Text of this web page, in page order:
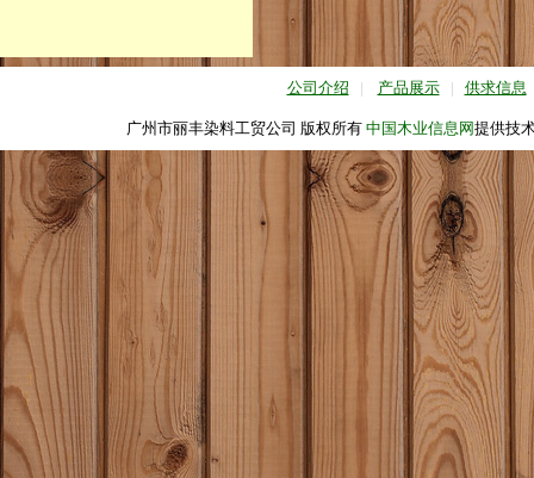
公司介绍 | 产品展示 | 供求信息
广州市丽丰染料工贸公司 版权所有 中国木业信息网提供技